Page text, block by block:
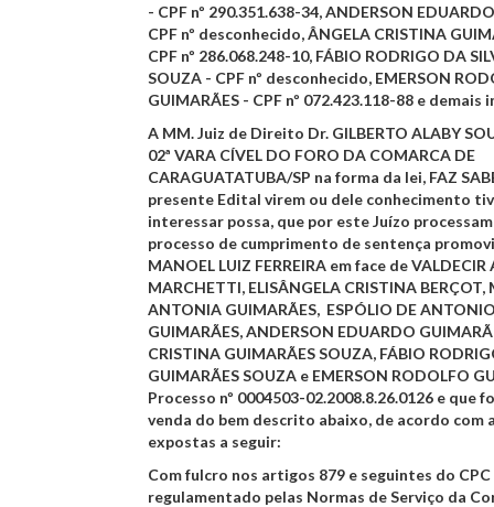
- CPF nº 290.351.638-34,ANDERSON
CPF nº desconhecido,ÂNGELA CRISTINA
CPF nº 286.068.248-10, FÁBIO RODRIGO DA
SOUZA - CPF nº desconhecido, EMERSON
GUIMARÃES - CPF nº 072.423.118-88 e demais
A MM. Juiz de Direito Dr. GILBERTO ALABY
02ª VARA CÍVEL DO FORO DA COMARCA DE
CARAGUATATUBA/SP na forma da lei, FAZ
presente Edital virem ou dele conhecimento
interessar possa, que por este Juízo
processo de cumprimento de sentença
MANOEL LUIZ FERREIRA em face de
MARCHETTI, ELISÂNGELA CRISTINA BERÇOT,
ANTONIA GUIMARÃES, ESPÓLIO DE
GUIMARÃES,ANDERSON EDUARDO
CRISTINA GUIMARÃES SOUZA, FÁBIO
GUIMARÃES SOUZA e EMERSON RODOLFO
Processo nº 0004503-02.2008.8.26.0126 e que
venda do bem descrito abaixo, de acordo com
expostas a seguir:
Com fulcro nos artigos 879 e seguintes do CPC
regulamentado pelas Normas de Serviço da